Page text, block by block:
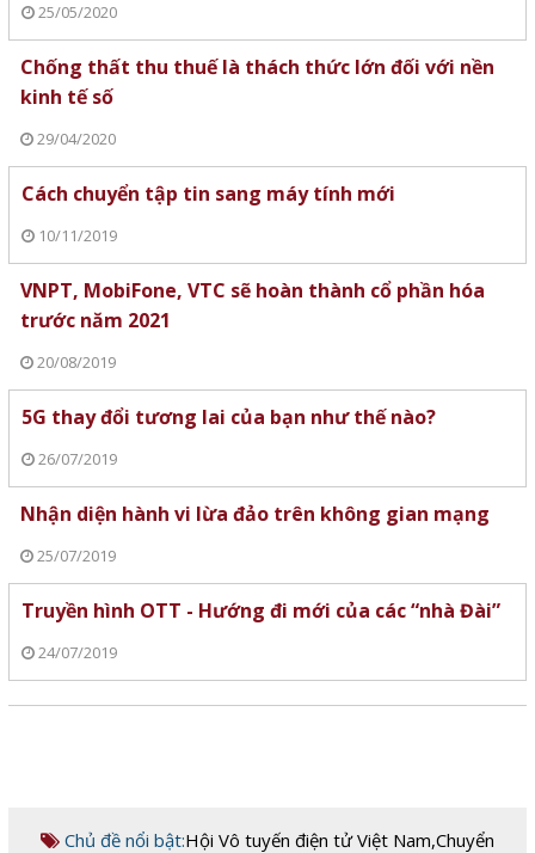
25/05/2020
Chống thất thu thuế là thách thức lớn đối với nền
kinh tế số
29/04/2020
Cách chuyển tập tin sang máy tính mới
10/11/2019
VNPT, MobiFone, VTC sẽ hoàn thành cổ phần hóa
trước năm 2021
20/08/2019
5G thay đổi tương lai của bạn như thế nào?
26/07/2019
Nhận diện hành vi lừa đảo trên không gian mạng
25/07/2019
Truyền hình OTT - Hướng đi mới của các “nhà Đài”
24/07/2019
Chủ đề nổi bật:Hội Vô tuyến điện tử Việt Nam,Chuyển